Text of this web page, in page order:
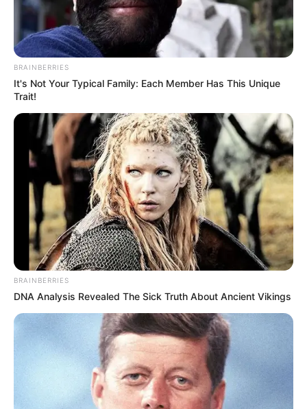
BRAINBERRIES
It's Not Your Typical Family: Each Member Has This Unique
Trait!
BRAINBERRIES
DNA Analysis Revealed The Sick Truth About Ancient Vikings